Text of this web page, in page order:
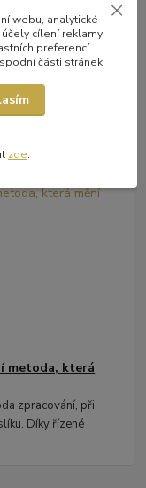
a které metody
Moderní metody
metoda, která
zpracování, při
Díky řízené
webu, analytické
cílení reklamy
preferencí
části stránek.
zde.